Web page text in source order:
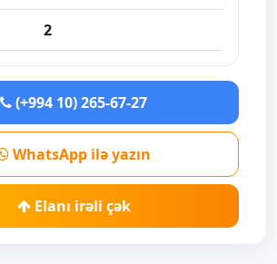
2
(+994 10) 265-67-27
WhatsApp ilə yazın
Elanı irəli çək